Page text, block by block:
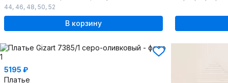
44, 46, 48, 50, 52
В корзину
5195 ₽
Платье